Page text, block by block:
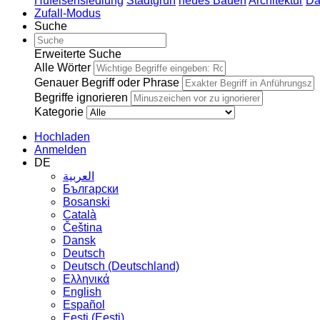
Zufall-Modus
Suche
Erweiterte Suche
Alle Wörter
Genauer Begriff oder Phrase
Begriffe ignorieren
Kategorie
Hochladen
Anmelden
DE
العربية
Български
Bosanski
Сatalà
Čeština
Dansk
Deutsch
Deutsch (Deutschland)
Ελληνικά
English
Español
Eesti (Eesti)